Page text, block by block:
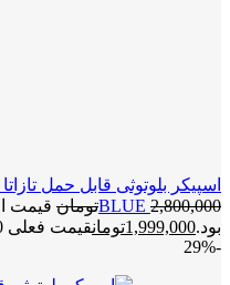
BLUE 2,800,000 تومان
بود.1,999,000تومانقیمت فعلی 1,999,000تومان است.
-29%